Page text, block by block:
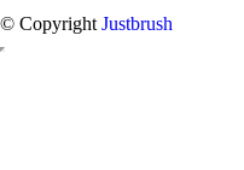
© Copyright Justbrush